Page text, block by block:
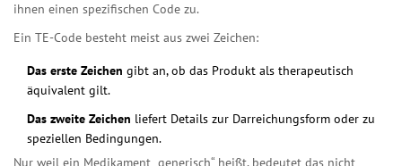
ihnen einen spezifischen Code zu.
Ein TE-Code besteht meist aus zwei Zeichen:
Das erste Zeichen gibt an, ob das Produkt als therapeutisch
äquivalent gilt.
Das zweite Zeichen liefert Details zur Darreichungsform oder zu
speziellen Bedingungen.
Nur weil ein Medikament „generisch“ heißt, bedeutet das nicht